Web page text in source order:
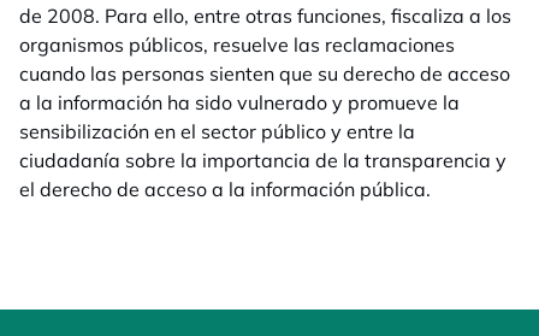
de 2008. Para ello, entre otras funciones, fiscaliza a los
organismos públicos, resuelve las reclamaciones
cuando las personas sienten que su derecho de acceso
a la información ha sido vulnerado y promueve la
sensibilización en el sector público y entre la
ciudadanía sobre la importancia de la transparencia y
el derecho de acceso a la información pública.